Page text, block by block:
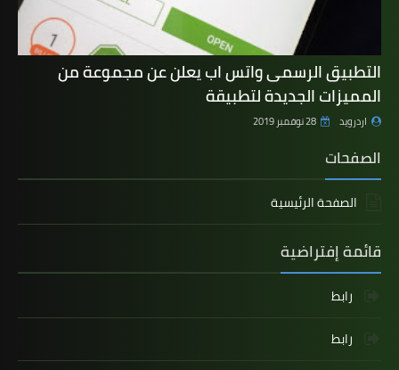
التطبيق الرسمى واتس اب يعلن عن مجموعة من
المميزات الجديدة لتطبيقة
اردرويد 28 نوفمبر 2019
الصفحات
الصفحة الرئيسية
قائمة إفتراضية
رابط
رابط